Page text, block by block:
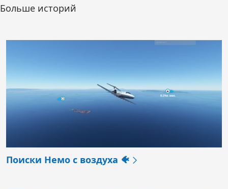
Больше историй
Поиски Немо с воздуха 🐠